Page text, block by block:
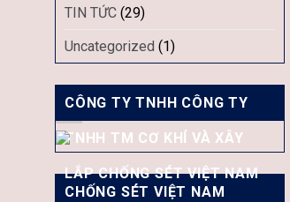
TIN TỨC (29)
Uncategorized (1)
CÔNG TY TNHH CÔNG TY
TNHH TM CƠ KHÍ VÀ XÂY
LẮP CHỐNG SÉT VIỆT NAM
CHỐNG SÉT VIỆT NAM
Hưng, Lục Nam